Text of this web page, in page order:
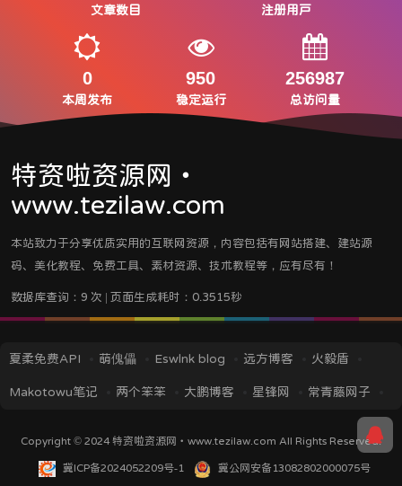
文章数目 注册用户
0
本周发布
950
稳定运行
256987
总访问量
特资啦资源网・
www.tezilaw.com
本站致力于分享优质实用的互联网资源，内容包括有网站搭建、建站源
码、美化教程、免费工具、素材资源、技术教程等，应有尽有！
数据库查询：9 次 | 页面生成耗时：0.3515秒
夏柔免费API 萌傀儡 Eswlnk blog 远方博客 火毅盾
Makotowu笔记 两个笨笨 大鹏博客 星锋网 常青藤网子
TITAIKE
黎洛云科技
Copyright © 2024特资啦资源网・www.tezilaw.com All Rights Reserved.
冀ICP备2024052209号-1 冀公网安备13082802000075号